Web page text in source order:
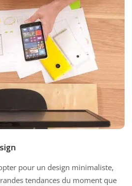
pour un design minimaliste,
tendances du moment que